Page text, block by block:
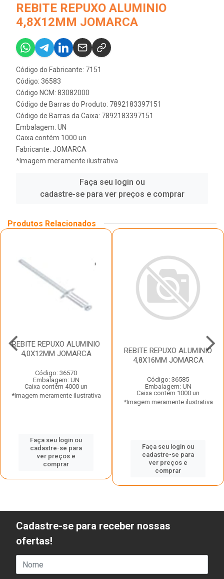
REBITE REPUXO ALUMINIO
4,8X12MM JOMARCA
Código do Fabricante: 7151
Código: 36583
Código NCM: 83082000
Código de Barras do Produto: 7892183397151
Código de Barras da Caixa: 7892183397151
Embalagem: UN
Caixa contém 1000 un
Fabricante: JOMARCA
*Imagem meramente ilustrativa
Faça seu login ou
cadastre-se para ver preços e comprar
Produtos Relacionados
REBITE REPUXO ALUMINIO
4,0X12MM JOMARCA
Código: 36570
Embalagem: UN
Caixa contém 4000 un
*Imagem meramente ilustrativa
Faça seu login ou
cadastre-se para
ver preços e
comprar
REBITE REPUXO ALUMINIO
4,8X16MM JOMARCA
Código: 36585
Embalagem: UN
Caixa contém 1000 un
*Imagem meramente ilustrativa
Faça seu login ou
cadastre-se para
ver preços e
comprar
Cadastre-se para receber nossas
ofertas!